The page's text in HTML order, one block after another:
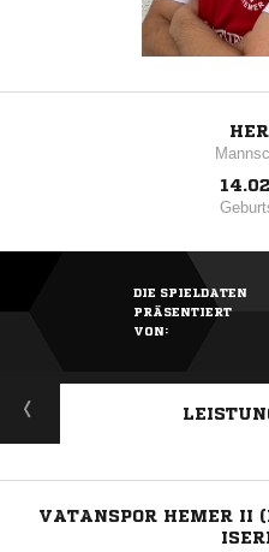
DIE SPIELDATEN
PRÄSENTIERT
VON:
VATANSPOR HEMER II